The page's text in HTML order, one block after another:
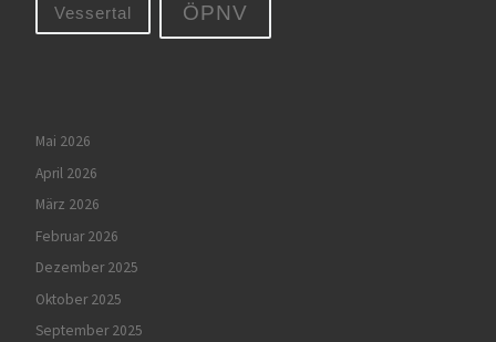
Vessertal ÖPNV
Mai 2026
April 2026
März 2026
Februar 2026
Dezember 2025
Oktober 2025
September 2025